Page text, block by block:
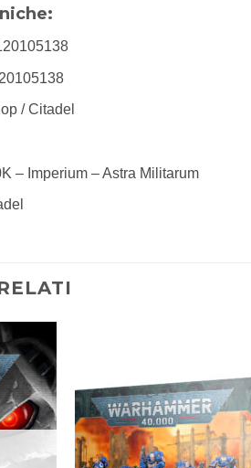
/ Citadel
– Imperium – Astra Militarum
alla lista
dei
desideri